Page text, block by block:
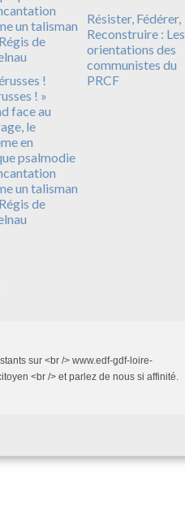
!
! »
face au
le
en
psalmodie
un talisman
de
Résister, Fédérer,
Reconstruire : Les
orientations des
communistes du
PRCF
sur <br /> www.edf-gdf-loire-
<br /> et parlez de nous si affinité.